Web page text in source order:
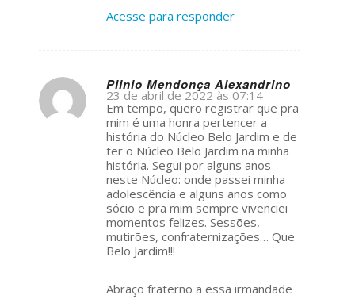
Acesse para responder
Plinio Mendonça Alexandrino
s
ays:
23 de abril de 2022 às 07:14
Em tempo, quero registrar que pra
mim é uma honra pertencer a
história do Núcleo Belo Jardim e de
ter o Núcleo Belo Jardim na minha
história. Segui por alguns anos
neste Núcleo: onde passei minha
adolescência e alguns anos como
sócio e pra mim sempre vivenciei
momentos felizes. Sessões,
mutirões, confraternizações… Que
Belo Jardim!!!
Abraço fraterno a essa irmandade